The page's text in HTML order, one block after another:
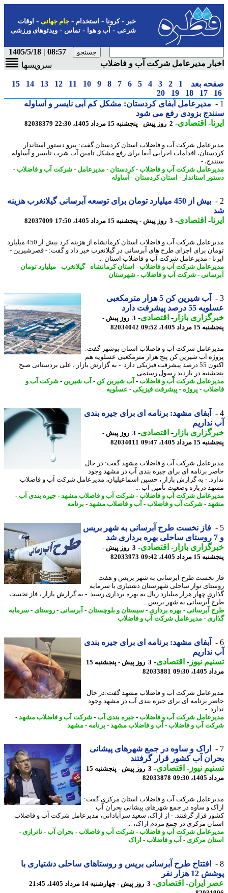
-کرونا-استخدام- جام جهانی-اوقات
شرعی-آب و هوا-تماس-ویدئوهای ورزشی
08:57 | 1405/5/18
مدیرعامل شرکت آب و فاضلاب
سرویسها
بعد 1
2
3
4
5
6
7
8
9
10
11
12
13
14
15
17
18
19
20
مدیرعامل آبفای کردستان: مشکل کم آبی نایسر و آساوله
بزودی رفع می شود
-اقتصادی-2 روز پیش - پنجشنبه 15 مرداد 1405، 22:30 82038379
شرکت آب و فاضلاب استان کردستان گفت: پیرو دستور استاندار
اقدامات اجرایی آبفا برای رفع مشکل تامین آب شرب نایسر و آساوله
-
شرکت آب و فاضلاب-کردستان-مدیرعامل-شرکت آب و فاضلاب-
استاندار-استان کردستان-آساوله
بیش از 450 میلیارد تومان برای توسعه آبرسانی گیلانغرب هزینه
-اقتصادی-3 روز پیش - پنجشنبه 15 مرداد 1405، 17:50 82037009
مدیرعامل شرکت آب و فاضلاب استان کرمانشاه از هزینه کرد بیش از 450 میلیارد
برای اجرای طرح های آبرسانی در گیلانغرب خبر داد و گفت: - قصرشیرین -
- مدیرعامل شرکت آب و فاضلاب استان ...
شرکت آب و فاضلاب-استان کرمانشاه-گیلانغرب- میلیارد تومان-
-شرکت آب و فاضلاب-شهرستان
آب شیرین کن 5 هزار مترمکعبی
درصد پیشرفت دارد
بازار- اقتصادی- 3 روز پیش -
1405، 09:52
82034042
شرکت آب و فاضلاب استان بوشهر گفت:
آب شیرین کن پنج هزار مترمکعبی عسلویه هم
اکنون 55 درصد پیشرفت فیزیکی دارد. - به گزارش بازار ، علی بردستانی صبح
در بازدید رسول رستمی ...
شرکت آب و فاضلاب-آب شیرین کن-آب شیرین- شرکت آب و
-پروژه-پیشرفت فیزیکی -عسلویه
آبفای مشهد: برنامه ای برای جیره بندی
بازار- اقتصادی- 3 روز پیش -
1405، 09:47
82034011
شرکت آب و فاضلاب مشهد گفت: در حال
برنامه ای برای جیره بندی آب در مشهد وجود
- به گزارش بازار ، حسین اسماعیلیان، مدیرعامل شرکت آب و فاضلاب
درباره وضعیت تأمین آب ...
شرکت آب و فاضلاب-شرکت آب و فاضلاب مشهد-جیره بندی آب-
-شرکت آب و فاضلاب-آب و فاضلاب مشهد-برنامه
فاز نخست طرح آبرسانی به شهر بریس
بازار- اقتصادی- 3 روز پیش -
1405، 09:42
82033973
نخست طرح آبرسانی به شهر بریس و هفت
نوار ساحلی شهرستان دشتیاری با سرمایه
چهار هزار میلیارد ریال به بهره برداری رسید. - به گزارش بازار ، فاز نخست
آبرسانی به شهر بریس ...
آبرسانی-بهره برداری- سیستان و بلوچستان-آبرسانی-روستای-سرمایه
- مدیرعامل شرکت آب و فاضلاب
آبفای مشهد: برنامه ای برای جیره بندی
نیوز-اقتصادی-
3 روز پیش - پنجشنبه 15
09:30
82033881
شرکت آب و فاضلاب مشهد گفت:در حال
برنامه ای برای جیره بندی آب در مشهد وجود
-
شرکت آب و فاضلاب-جیره بندی آب- شرکت آب و فاضلاب مشهد-
آب و فاضلاب-آب و فاضلاب مشهد-برنامه -مشهد
اراک و ساوه در جمع شهرهای پیشانی
آب کشور قرار گرفتند
نیوز-اقتصادی-
3 روز پیش - پنجشنبه 15
09:30
82033878
شرکت آب و فاضلاب استان مرکزی گفت:
و ساوه در جمع شهرهای پیشانی بحران آب
قرار گرفتند. - از اراک، سعید سرآبادانی، مدیرعامل شرکت آب و فاضلاب
مرکزی در جمع مردم اراک، ...
شرکت آب و فاضلاب-شرکت آب و فاضلاب-بحران آب- ناترازی
مرکزی - آب و فاضلاب-اراک
افتتاح طرح آبرسانی بریس و روستاهای ساحلی دشتیاری با
هزار نفر
ایران- اقتصادی-3 روز پیش - چهارشنبه 14 مرداد 1405، 21:45